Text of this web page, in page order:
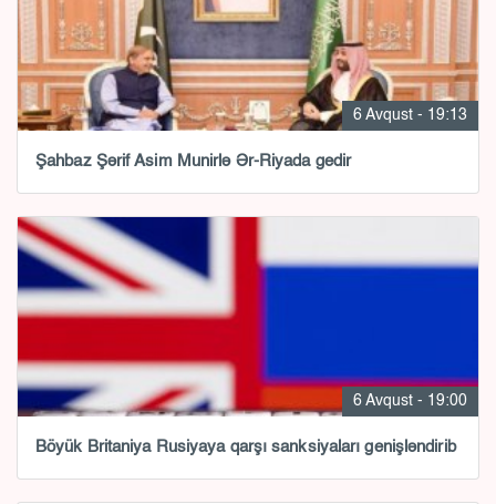
6 Avqust - 19:13
Şahbaz Şərif Asim Munirlə Ər-Riyada gedir
6 Avqust - 19:00
Böyük Britaniya Rusiyaya qarşı sanksiyaları genişləndirib